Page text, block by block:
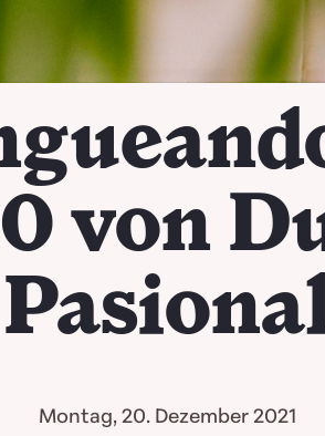
von
Montag, 20. Dezember 2021